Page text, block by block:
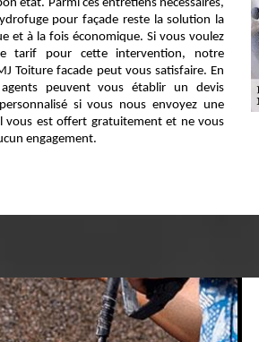
état. Parmi ces entretiens nécessaires,
pour façade reste la solution la
et à la fois économique. Si vous voulez
tarif pour cette intervention, notre
Toiture facade peut vous satisfaire. En
peuvent vous établir un devis
si vous nous envoyez une
vous est offert gratuitement et ne vous
engagement.